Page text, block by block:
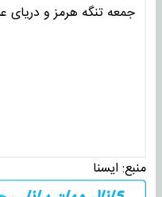
جمعه تنگه هرمز و دریای
منبع: ايسنا